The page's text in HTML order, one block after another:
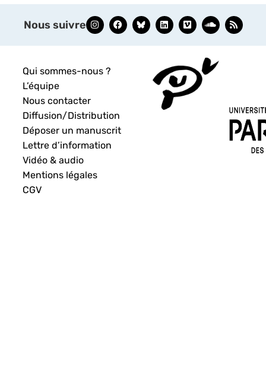
Nous suivre
Qui sommes-nous ?
L’équipe
Nous contacter
Diffusion/Distribution
Déposer un manuscrit
Lettre d’information
Vidéo & audio
Mentions légales
CGV